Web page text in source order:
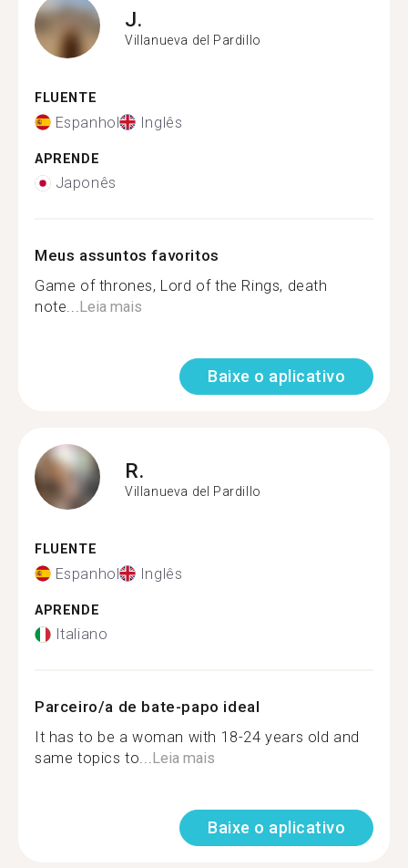
J.
Villanueva del Pardillo
FLUENTE
Espanhol Inglês
APRENDE
Japonês
Meus assuntos favoritos
Game of thrones, Lord of the Rings, death
note...Leia mais
Baixe o aplicativo
R.
Villanueva del Pardillo
FLUENTE
Espanhol Inglês
APRENDE
Italiano
Parceiro/a de bate-papo ideal
It has to be a woman with 18-24 years old and
same topics to...Leia mais
Baixe o aplicativo